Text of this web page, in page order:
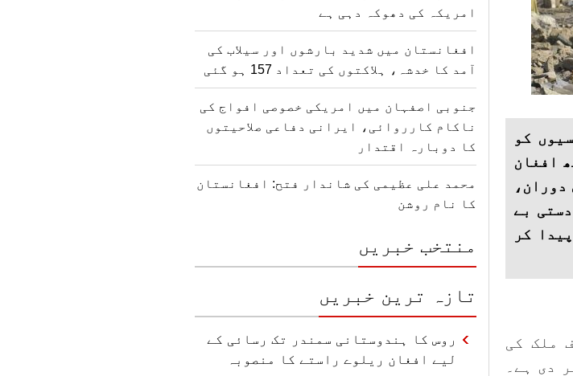
کو
افغان
بے
کر
ملک کی
دی ہے۔
امریکہ کی دھوکہ دہی ہے
افغانستان میں شدید بارشوں اور سیلاب کی
آمد کا خدشہ، ہلاکتوں کی تعداد 157 ہو گئی
جنوبی اصفہان میں امریکی خصوصی افواج کی
ناکام کارروائی، ایرانی دفاعی صلاحیتوں
کا دوبارہ اقتدار
محمد علی عظیمی کی شاندار فتح: افغانستان
کا نام روشن
منتخب خبریں
تازہ ترین خبریں
روس کا ہندوستانی سمندر تک رسائی کے
لیے افغان ریلوے راستے کا منصوبہ